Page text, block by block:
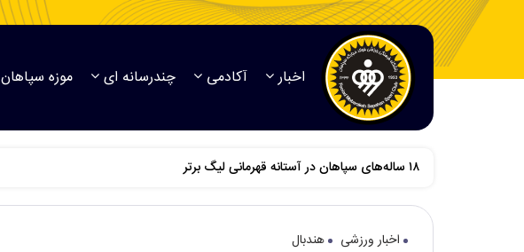
اخبار آکادمی چندرسانه ای موزه سپاهان
اخبار ورزشی
هندبال